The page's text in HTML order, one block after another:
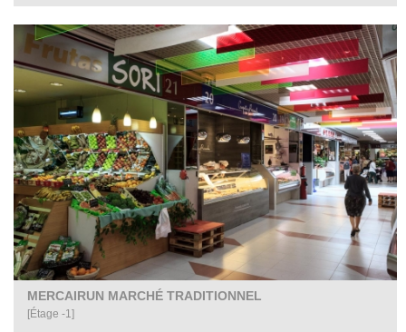
MERCAIRUN MARCHÉ TRADITIONNEL
[Étage -1]